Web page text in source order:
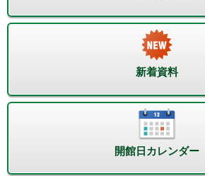
新着資料
開館日カレンダー